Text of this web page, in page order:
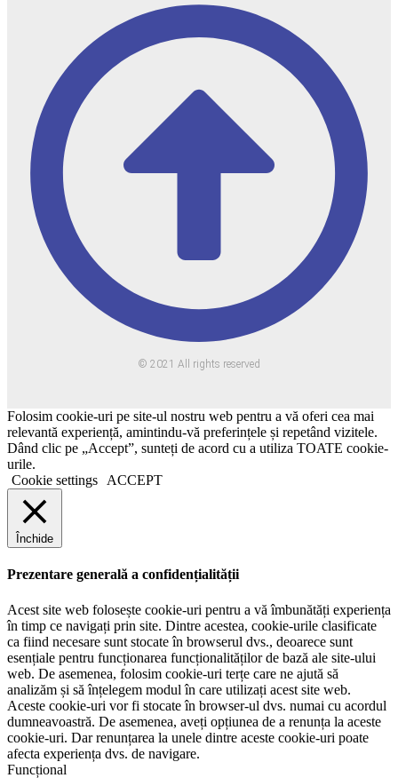
© 2021 All rights reserved
Folosim cookie-uri pe site-ul nostru web pentru a vă oferi cea mai
relevantă experiență, amintindu-vă preferințele și repetând vizitele.
Dând clic pe „Accept”, sunteți de acord cu a utiliza TOATE cookie-
urile.
Cookie settings
ACCEPT
Închide
Prezentare generală a confidențialității
Acest site web folosește cookie-uri pentru a vă îmbunătăți experiența
în timp ce navigați prin site. Dintre acestea, cookie-urile clasificate
ca fiind necesare sunt stocate în browserul dvs., deoarece sunt
esențiale pentru funcționarea funcționalităților de bază ale site-ului
web. De asemenea, folosim cookie-uri terțe care ne ajută să
analizăm și să înțelegem modul în care utilizați acest site web.
Aceste cookie-uri vor fi stocate în browser-ul dvs. numai cu acordul
dumneavoastră. De asemenea, aveți opțiunea de a renunța la aceste
cookie-uri. Dar renunțarea la unele dintre aceste cookie-uri poate
afecta experiența dvs. de navigare.
Funcțional